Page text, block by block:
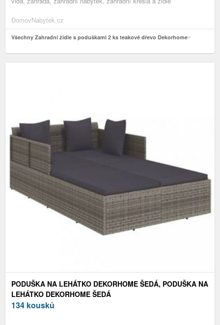
DomovNabytek.cz
Všechny Zahradní židle s poduškami 2 ks teakové dřevo Dekorhome
PODUŠKA NA LEHÁTKO DEKORHOME ŠEDÁ, PODUŠKA NA
LEHÁTKO DEKORHOME ŠEDÁ
134 kousků